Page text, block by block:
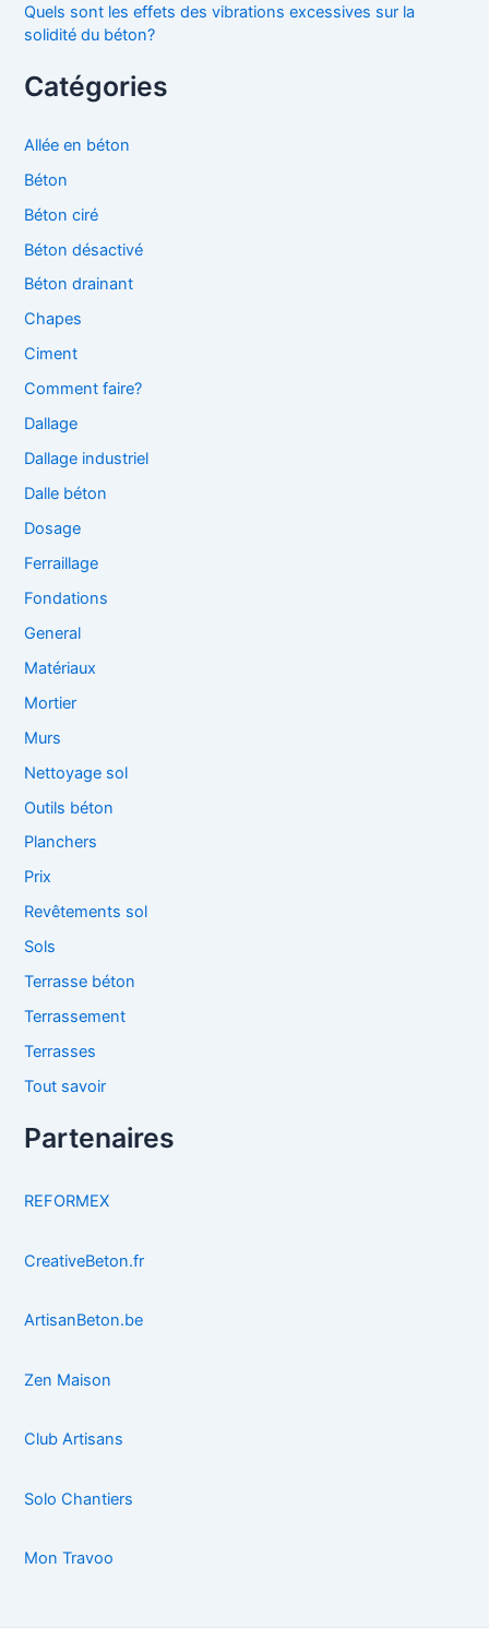
Quels sont les effets des vibrations excessives sur la
solidité du béton?
Catégories
Allée en béton
Béton
Béton ciré
Béton désactivé
Béton drainant
Chapes
Ciment
Comment faire?
Dallage
Dallage industriel
Dalle béton
Dosage
Ferraillage
Fondations
General
Matériaux
Mortier
Murs
Nettoyage sol
Outils béton
Planchers
Prix
Revêtements sol
Sols
Terrasse béton
Terrassement
Terrasses
Tout savoir
Partenaires
REFORMEX
CreativeBeton.fr
ArtisanBeton.be
Zen Maison
Club Artisans
Solo Chantiers
Mon Travoo